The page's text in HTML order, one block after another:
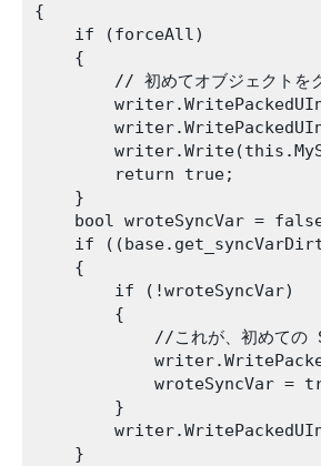
{
    if (forceAll)
    {
// 初めてオブジェクトを
        return true;
    }
bool wroteSyncVar =
if
    {
        if (!wroteSyncVar)
        {
//これが、初めての
wroteSyncVar =
        }
    }